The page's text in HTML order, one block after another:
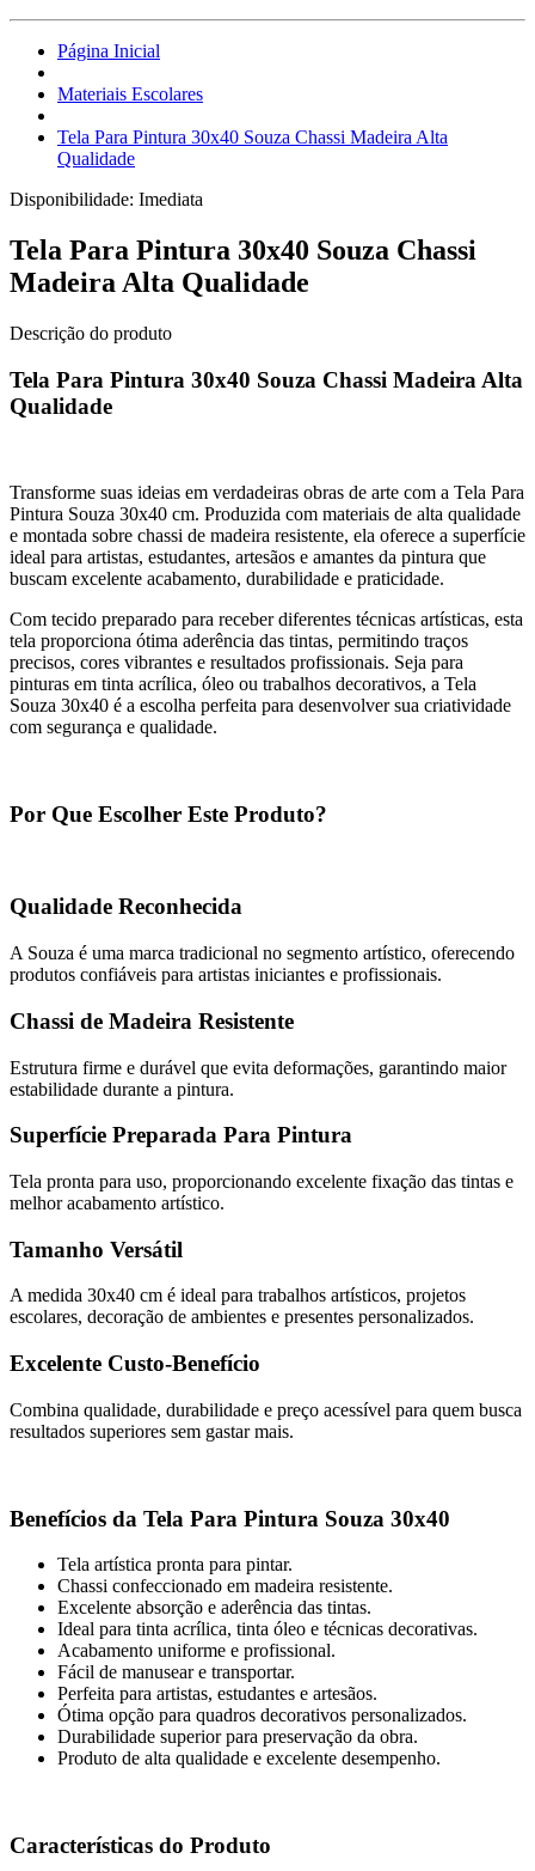
Página Inicial
Materiais Escolares
Tela Para Pintura 30x40 Souza Chassi Madeira Alta
Qualidade
Disponibilidade: Imediata
Tela Para Pintura 30x40 Souza Chassi
Madeira Alta Qualidade
Descrição do produto
Tela Para Pintura 30x40 Souza Chassi Madeira Alta
Qualidade
Transforme suas ideias em verdadeiras obras de arte com a Tela Para
Pintura Souza 30x40 cm. Produzida com materiais de alta qualidade
e montada sobre chassi de madeira resistente, ela oferece a superfície
ideal para artistas, estudantes, artesãos e amantes da pintura que
buscam excelente acabamento, durabilidade e praticidade.
Com tecido preparado para receber diferentes técnicas artísticas, esta
tela proporciona ótima aderência das tintas, permitindo traços
precisos, cores vibrantes e resultados profissionais. Seja para
pinturas em tinta acrílica, óleo ou trabalhos decorativos, a Tela
Souza 30x40 é a escolha perfeita para desenvolver sua criatividade
com segurança e qualidade.
Por Que Escolher Este Produto?
Qualidade Reconhecida
A Souza é uma marca tradicional no segmento artístico, oferecendo
produtos confiáveis para artistas iniciantes e profissionais.
Chassi de Madeira Resistente
Estrutura firme e durável que evita deformações, garantindo maior
estabilidade durante a pintura.
Superfície Preparada Para Pintura
Tela pronta para uso, proporcionando excelente fixação das tintas e
melhor acabamento artístico.
Tamanho Versátil
A medida 30x40 cm é ideal para trabalhos artísticos, projetos
escolares, decoração de ambientes e presentes personalizados.
Excelente Custo-Benefício
Combina qualidade, durabilidade e preço acessível para quem busca
resultados superiores sem gastar mais.
Benefícios da Tela Para Pintura Souza 30x40
Tela artística pronta para pintar.
Chassi confeccionado em madeira resistente.
Excelente absorção e aderência das tintas.
Ideal para tinta acrílica, tinta óleo e técnicas decorativas.
Acabamento uniforme e profissional.
Fácil de manusear e transportar.
Perfeita para artistas, estudantes e artesãos.
Ótima opção para quadros decorativos personalizados.
Durabilidade superior para preservação da obra.
Produto de alta qualidade e excelente desempenho.
Características do Produto